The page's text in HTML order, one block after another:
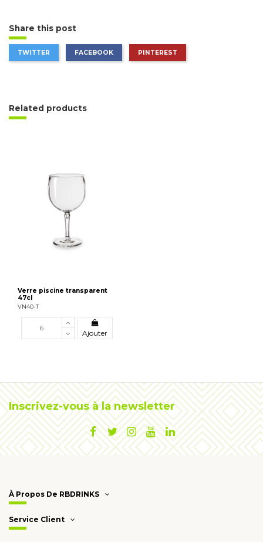
Share this post
TWITTER FACEBOOK PINTEREST
Related products
Verre piscine transparent
47cl
VN40-T
Ajouter
Inscrivez-vous à la newsletter
À Propos De RBDRINKS
Service Client